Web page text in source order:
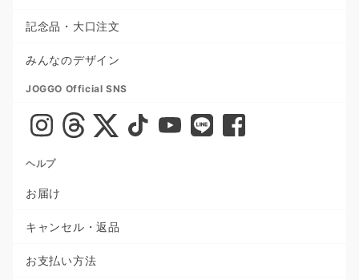
記念品・大口注文
みんなのデザイン
JOGGO Official SNS
ヘルプ
お届け
キャンセル・返品
お支払い方法